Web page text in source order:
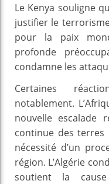
Le Kenya souligne
justifier le
pour la paix
profonde
condamne les
Certaines
notablement.
nouvelle escalade
continue des terres
nécessité d’un
région. L’Algérie
soutient la